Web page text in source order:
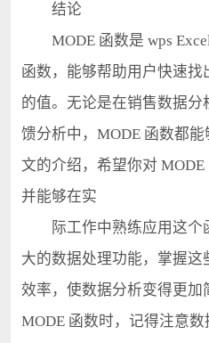
结论
MODE 函数是 wps
函数，能够帮助用户快速找
的值。无论是在销售数据分
馈分析中，MODE 函数都
文的介绍，希望你对 MODE
并能够在实
际工作中熟练应用这个
大的数据处理功能，掌握
效率，使数据分析变得更加
MODE 函数时，记得注意数